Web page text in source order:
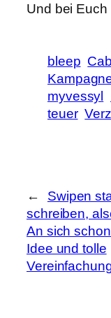
Und bei Euch
bleep
myvessyl
teuer
←
Swipen
schreiben,
An sich
Idee und tolle